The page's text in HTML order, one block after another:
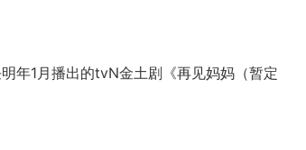
年1月播出的tvN金土剧《再见妈妈（暂定